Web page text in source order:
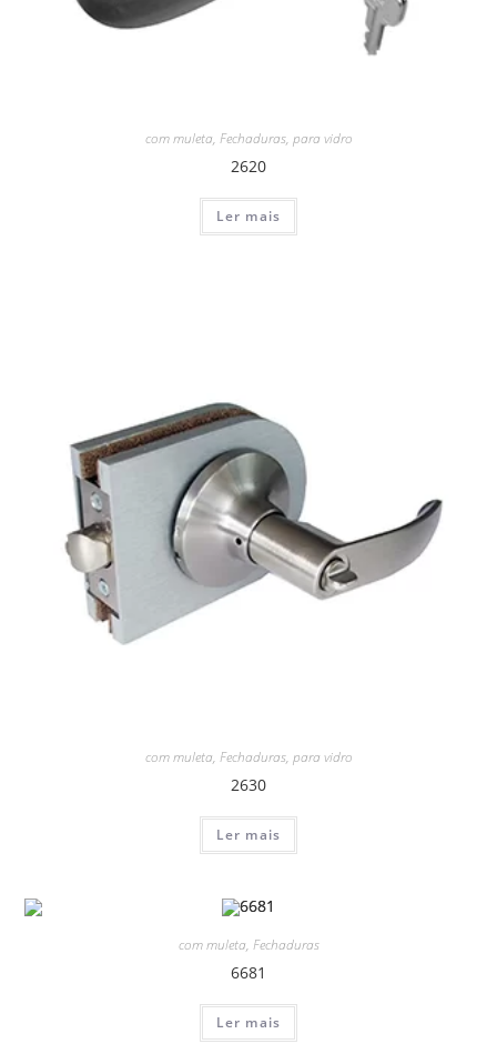
com muleta, Fechaduras, para vidro
2620
Ler mais
com muleta, Fechaduras, para vidro
2630
Ler mais
com muleta, Fechaduras
6681
Ler mais